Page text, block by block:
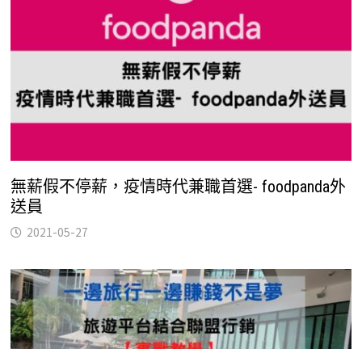
無薪假不停薪，疫情時代兼職首選- foodpanda外
送員
2021-05-27